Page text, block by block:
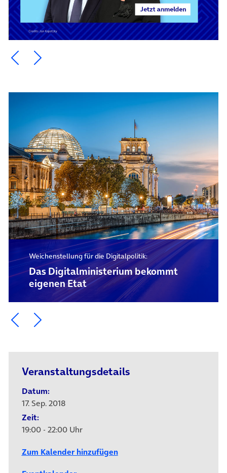
Ein Element zurück blättern
Ein Element weiter blättern
Weichenstellung für die Digitalpolitik:
Das Digital­ministerium bekommt
eigenen Etat
Ein Element zurück blättern
Ein Element weiter blättern
Veranstaltungsdetails
Datum:
17. Sep. 2018
Zeit:
19:00 - 22:00 Uhr
Zum Kalender hinzufügen